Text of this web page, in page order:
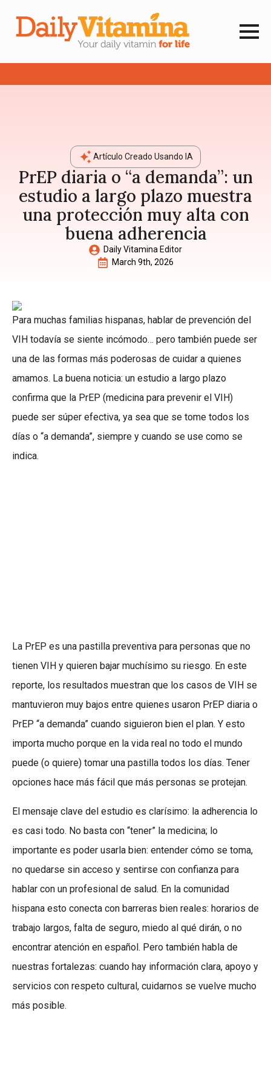
Artículo Creado Usando IA
PrEP diaria o “a demanda”: un
estudio a largo plazo muestra
una protección muy alta con
buena adherencia
Daily Vitamina Editor
March 9th, 2026
Para muchas familias hispanas, hablar de prevención del
VIH todavía se siente incómodo… pero también puede ser
una de las formas más poderosas de cuidar a quienes
amamos. La buena noticia: un estudio a largo plazo
confirma que la PrEP (medicina para prevenir el VIH)
puede ser súper efectiva, ya sea que se tome todos los
días o “a demanda”, siempre y cuando se use como se
indica.
La PrEP es una pastilla preventiva para personas que no
tienen VIH y quieren bajar muchísimo su riesgo. En este
reporte, los resultados muestran que los casos de VIH se
mantuvieron muy bajos entre quienes usaron PrEP diaria o
PrEP “a demanda” cuando siguieron bien el plan. Y esto
importa mucho porque en la vida real no todo el mundo
puede (o quiere) tomar una pastilla todos los días. Tener
opciones hace más fácil que más personas se protejan.
El mensaje clave del estudio es clarísimo: la adherencia lo
es casi todo. No basta con “tener” la medicina; lo
importante es poder usarla bien: entender cómo se toma,
no quedarse sin acceso y sentirse con confianza para
hablar con un profesional de salud. En la comunidad
hispana esto conecta con barreras bien reales: horarios de
trabajo largos, falta de seguro, miedo al qué dirán, o no
encontrar atención en español. Pero también habla de
nuestras fortalezas: cuando hay información clara, apoyo y
servicios con respeto cultural, cuidarnos se vuelve mucho
más posible.